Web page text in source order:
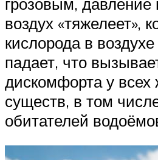
воздух «тяжелеет»,
кислорода в
падает, что
дискомфорта у
существ, в том
обитателей